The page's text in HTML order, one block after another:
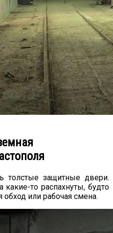
толстые защитные двери.
то распахнуты, будто
обход или рабочая смена.